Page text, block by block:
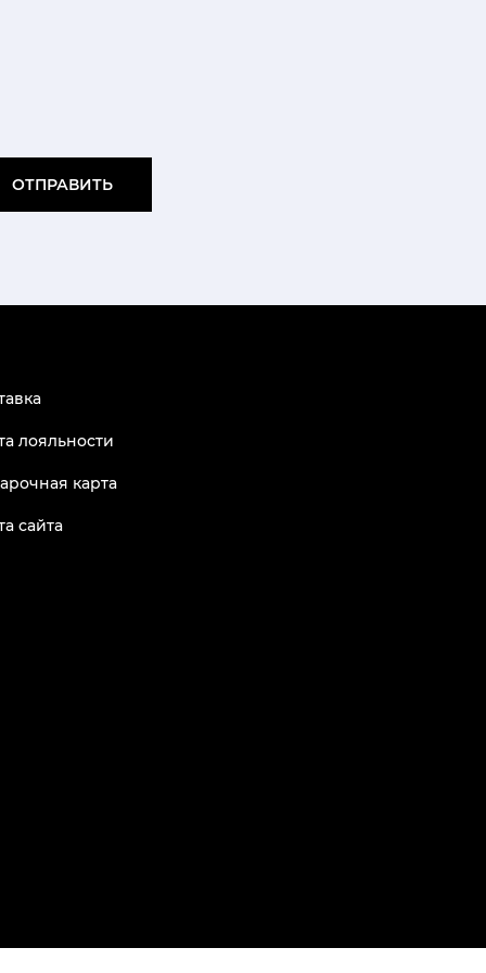
ОТПРАВИТЬ
лояльности
карта
сайта